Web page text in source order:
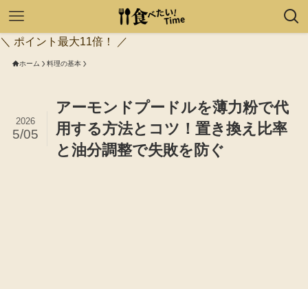
＼ ポイント最大11倍！ ／
ホーム 料理の基本
アーモンドプードルを薄力粉で代
用する方法とコツ！置き換え比率
と油分調整で失敗を防ぐ
2026
5/05